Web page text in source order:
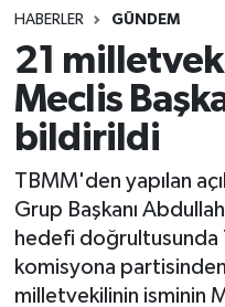
HABERLER GÜNDEM
21
Meclis
bildirildi
TBMM'den yapılan
Grup Başkanı
hedefi doğrultusunda
komisyona
milletvekilinin isminin
YARIŞMA/
ANKET
MEVZUAT/